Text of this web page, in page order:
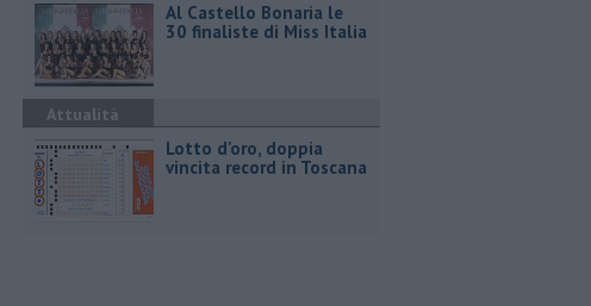
Al Castello Bonaria le
30 finaliste di Miss Italia
Attualità
Lotto d'oro, doppia
vincita record in Toscana